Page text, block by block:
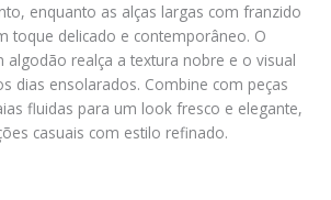
enquanto as alças largas com franzido
toque delicado e contemporâneo. O
algodão realça a textura nobre e o visual
dias ensolarados. Combine com peças
fluidas para um look fresco e elegante,
casuais com estilo refinado.